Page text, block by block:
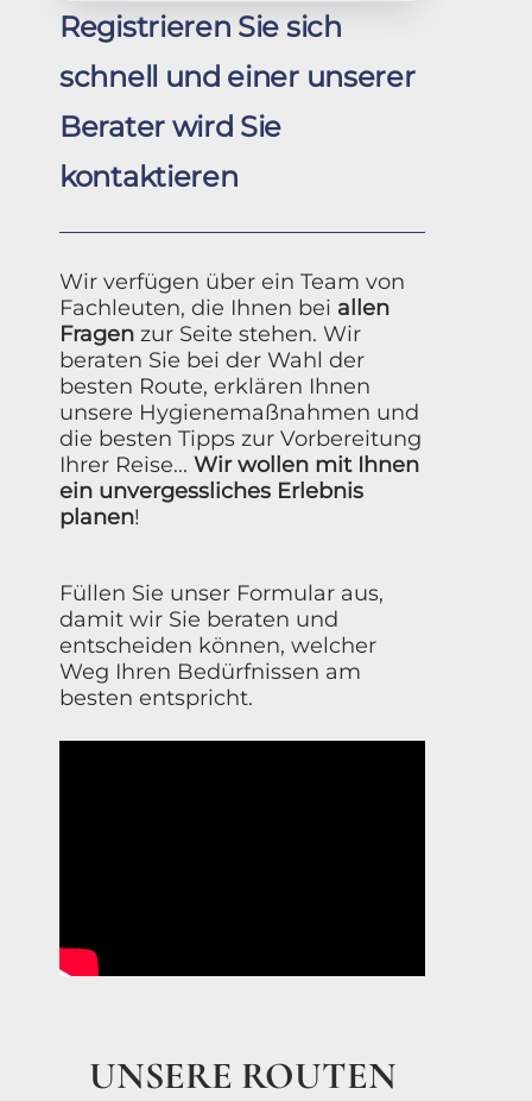
Registrieren Sie sich
schnell und einer unserer
Berater wird Sie
kontaktieren
Wir verfügen über ein Team von
Fachleuten, die Ihnen bei allen
Fragen zur Seite stehen. Wir
beraten Sie bei der Wahl der
besten Route, erklären Ihnen
unsere Hygienemaßnahmen und
die besten Tipps zur Vorbereitung
Ihrer Reise... Wir wollen mit Ihnen
ein unvergessliches Erlebnis
planen!
Füllen Sie unser Formular aus,
damit wir Sie beraten und
entscheiden können, welcher
Weg Ihren Bedürfnissen am
besten entspricht.
UNSERE ROUTEN